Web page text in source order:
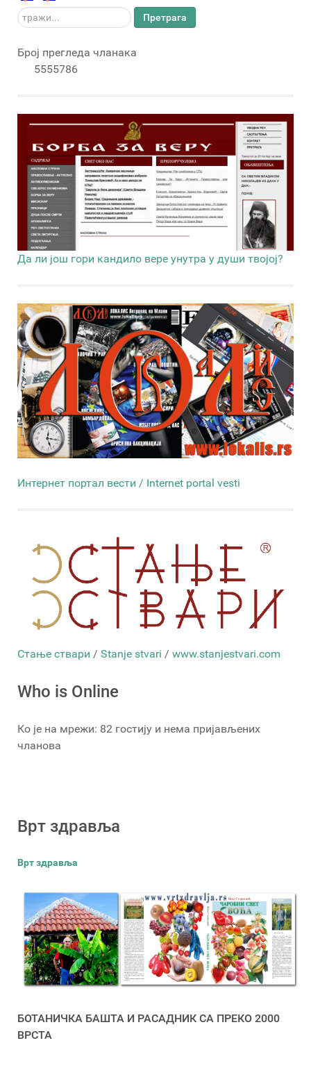
тражи... Претрага
Број прегледа чланака
5555786
Да ли још гори кандило вере унутра у души твојој?
Интернет портал вести / Internet portal vesti
Стање ствари / Stanje stvari / www.stanjestvari.com
Who is Online
Ко је на мрежи: 82 гостију и нема пријављених
чланова
Врт здравља
Врт здравља
БОТАНИЧКА БАШТА И РАСАДНИК СА ПРЕКО 2000
ВРСТА